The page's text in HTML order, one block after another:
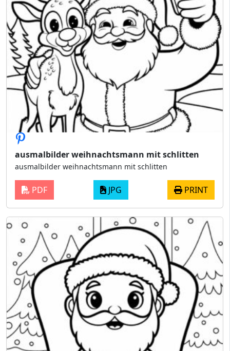
ausmalbilder weihnachtsmann mit schlitten
ausmalbilder weihnachtsmann mit schlitten
PDF JPG PRINT